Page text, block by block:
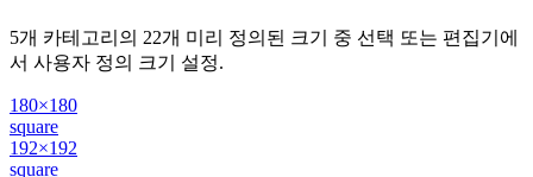
5개 카테고리의 22개 미리 정의된 크기 중 선택 또는 편집기에
서 사용자 정의 크기 설정.
180×180
square
192×192
square